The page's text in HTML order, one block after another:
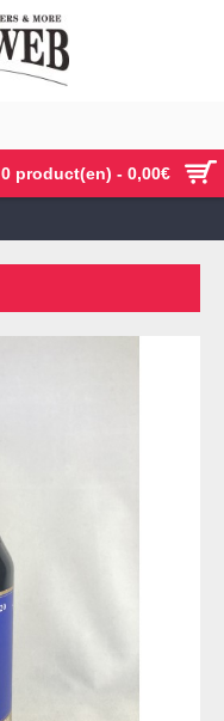
0 product(en) - 0,00€